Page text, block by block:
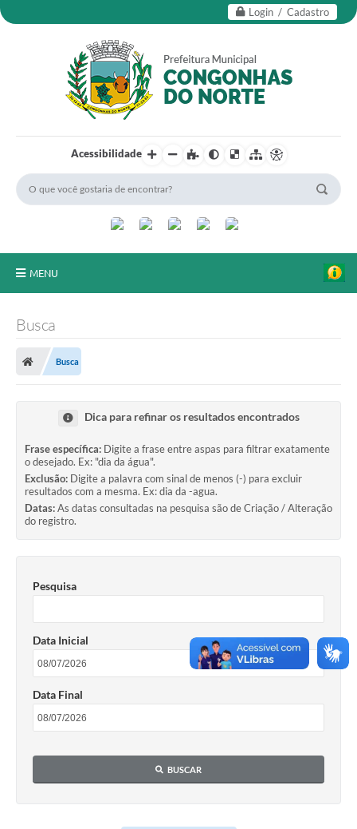
Login / Cadastro
Acessibilidade
MENU
Ouvidoria
Legislação
Carta de Serviços
Serviços Online
Telefones Úteis
Contato
Busca
Busca
Dica para refinar os resultados encontrados
Frase específica: Digite a frase entre aspas para filtrar exatamente
o desejado. Ex: "dia da água".
Exclusão: Digite a palavra com sinal de menos (-) para excluir
resultados com a mesma. Ex: dia da -agua.
Datas:As datas consultadas na pesquisa são de Criação / Alteração
do registro.
Pesquisa
Data Inicial
Data Final
BUSCAR